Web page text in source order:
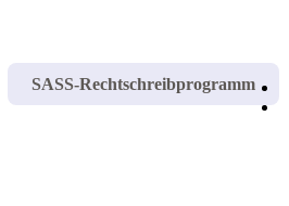
SASS-Rechtschreibprogramm